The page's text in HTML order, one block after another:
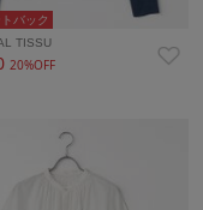
バック
TISSU
20%OFF